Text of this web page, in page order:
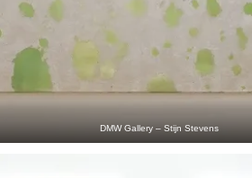
DMW Gallery – Stijn Stevens